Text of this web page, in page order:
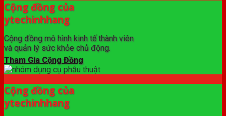
Cộng đồng của
ytechinhhang
Cộng đồng mô hình kinh tế thành viên
và quản lý sức khỏe chủ động.
Tham Gia Cộng Đồng
Cộng đồng của
ytechinhhang